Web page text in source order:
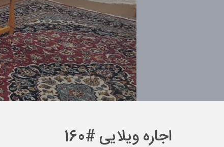
اجاره ویلایی #160